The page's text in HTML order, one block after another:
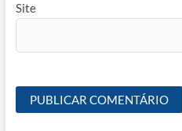
Site